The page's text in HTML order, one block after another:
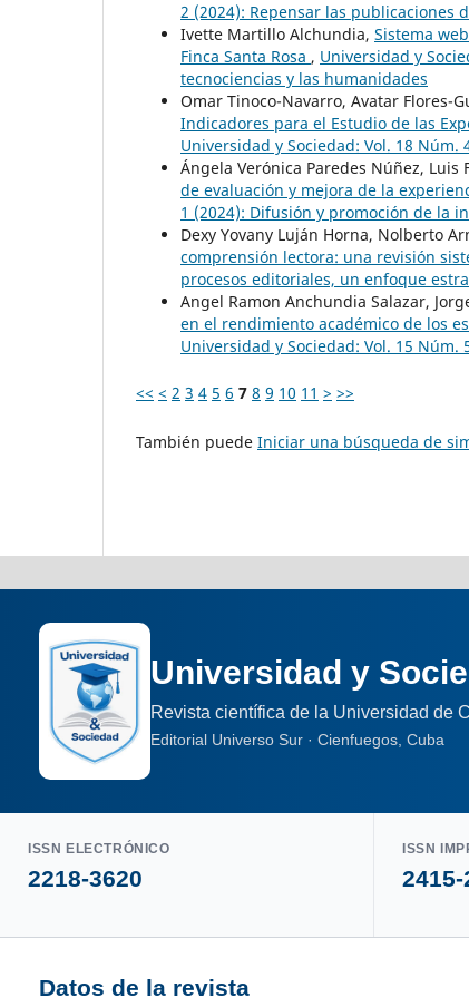
2 (2024): Repensar las publicaciones
Ivette Martillo Alchundia, Sistema
Finca Santa Rosa , Universidad y
tecnociencias y las humanidades
Omar Tinoco-Navarro, Avatar Flores-
Indicadores para el Estudio de las
Universidad y Sociedad: Vol. 18
Ángela Verónica Paredes Núñez,
de evaluación y mejora de la
1 (2024): Difusión y promoción de la
Dexy Yovany Luján Horna, Nolberto
comprensión lectora: una revisión
procesos editoriales, un enfoque
Angel Ramon Anchundia Salazar,
en el rendimiento académico de los
Universidad y Sociedad: Vol. 15
<< < 2 3 4 5 6 7 8 9 10 11 > >>
También puede Iniciar una búsqueda de
Universidad y
Revista científica de la Universidad de
Editorial Universo Sur · Cienfuegos, Cuba
ISSN ELECTRÓNICO
2218-3620
ISSN
2415-
Datos de la revista